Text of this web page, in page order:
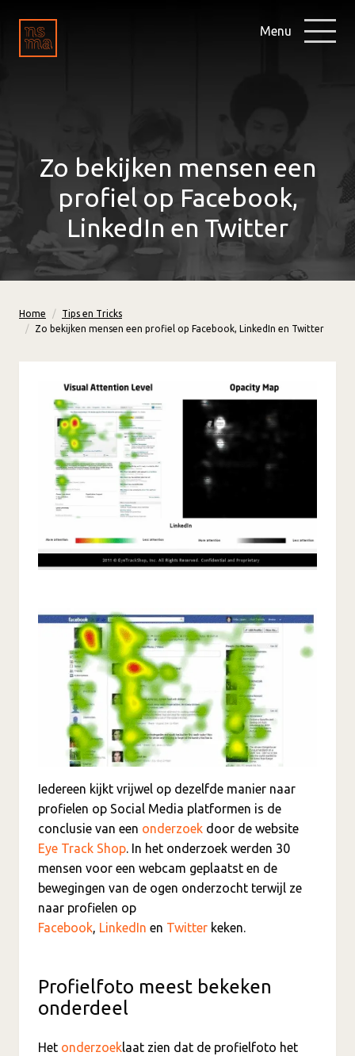
Menu
Zo bekijken mensen een
profiel op Facebook,
LinkedIn en Twitter
Home
Tips en Tricks
Zo bekijken mensen een profiel op Facebook, LinkedIn en Twitter
Iedereen kijkt vrijwel op dezelfde manier naar
profielen op Social Media platformen is de
conclusie van een onderzoek door de website
Eye Track Shop. In het onderzoek werden 30
mensen voor een webcam geplaatst en de
bewegingen van de ogen onderzocht terwijl ze
naar profielen op
Facebook, LinkedIn en Twitter keken.
Profielfoto meest bekeken
onderdeel
Het onderzoeklaat zien dat de profielfoto het